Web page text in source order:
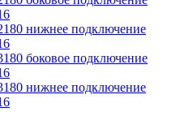
нижнее подключение
боковое подключение
нижнее подключение